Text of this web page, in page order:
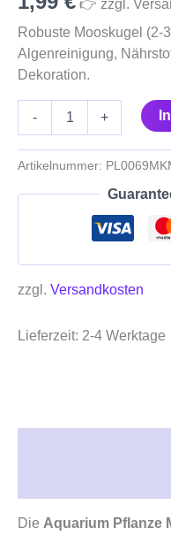
👉 zzgl.
Robuste Mooskugel (2-
Algenreinigung,
Dekoration.
- +
Artikelnummer:
zzgl. Versandkosten
Lieferzeit: 2-4 Werktage
Die Aquarium Pflanze